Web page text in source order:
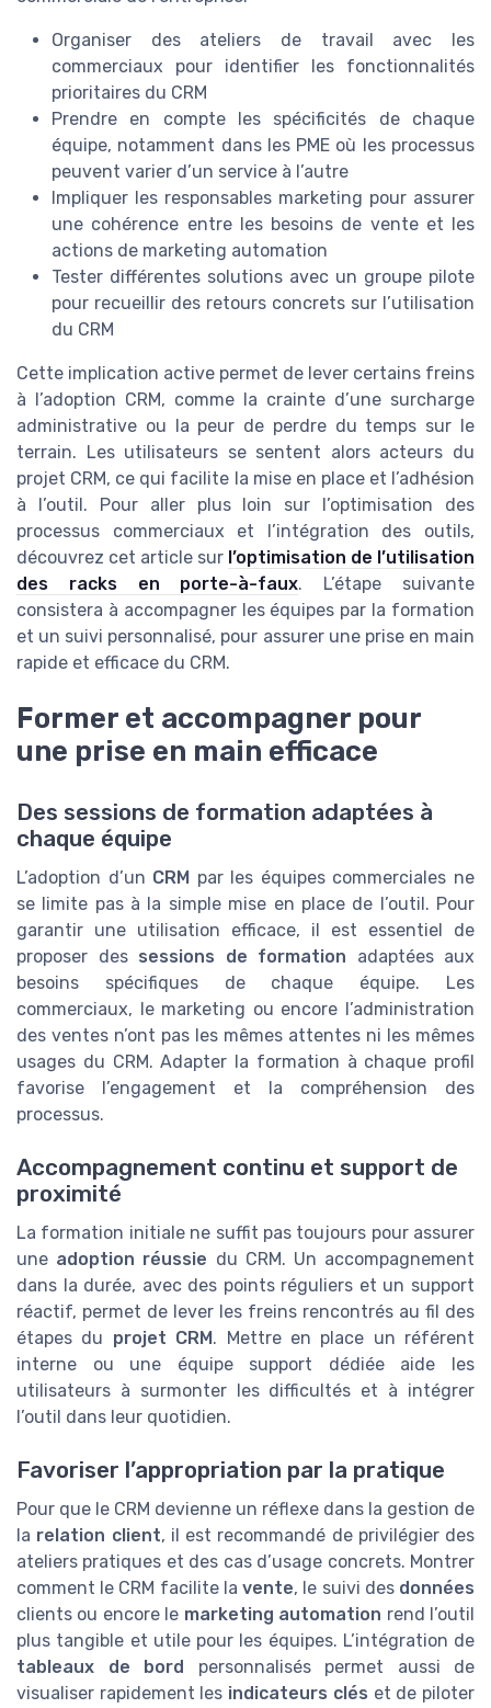
Organiser des ateliers de travail avec les
commerciaux pour identifier les fonctionnalités
prioritaires du CRM
Prendre en compte les spécificités de chaque
équipe, notamment dans les PME où les processus
peuvent varier d’un service à l’autre
Impliquer les responsables marketing pour assurer
une cohérence entre les besoins de vente et les
actions de marketing automation
Tester différentes solutions avec un groupe pilote
pour recueillir des retours concrets sur l’utilisation
du CRM
Cette implication active permet de lever certains freins
à l’adoption CRM, comme la crainte d’une surcharge
administrative ou la peur de perdre du temps sur le
terrain. Les utilisateurs se sentent alors acteurs du
projet CRM, ce qui facilite la mise en place et l’adhésion
à l’outil. Pour aller plus loin sur l’optimisation des
processus commerciaux et l’intégration des outils,
découvrez cet article sur l’optimisation de l’utilisation
des racks en porte-à-faux. L’étape suivante
consistera à accompagner les équipes par la formation
et un suivi personnalisé, pour assurer une prise en main
rapide et efficace du CRM.
Former et accompagner pour
une prise en main efficace
Des sessions de formation adaptées à
chaque équipe
L’adoption d’un CRM par les équipes commerciales ne
se limite pas à la simple mise en place de l’outil. Pour
garantir une utilisation efficace, il est essentiel de
proposer des sessions de formation adaptées aux
besoins spécifiques de chaque équipe. Les
commerciaux, le marketing ou encore l’administration
des ventes n’ont pas les mêmes attentes ni les mêmes
usages du CRM. Adapter la formation à chaque profil
favorise l’engagement et la compréhension des
processus.
Accompagnement continu et support de
proximité
La formation initiale ne suffit pas toujours pour assurer
une adoption réussie du CRM. Un accompagnement
dans la durée, avec des points réguliers et un support
réactif, permet de lever les freins rencontrés au fil des
étapes du projet CRM. Mettre en place un référent
interne ou une équipe support dédiée aide les
utilisateurs à surmonter les difficultés et à intégrer
l’outil dans leur quotidien.
Favoriser l’appropriation par la pratique
Pour que le CRM devienne un réflexe dans la gestion de
la relation client, il est recommandé de privilégier des
ateliers pratiques et des cas d’usage concrets. Montrer
comment le CRM facilite lavente, le suivi des données
clients ou encore le marketing automation rend l’outil
plus tangible et utile pour les équipes. L’intégration de
tableaux de bord
personnalisés permet aussi de
visualiser rapidement les indicateurs clés et de piloter